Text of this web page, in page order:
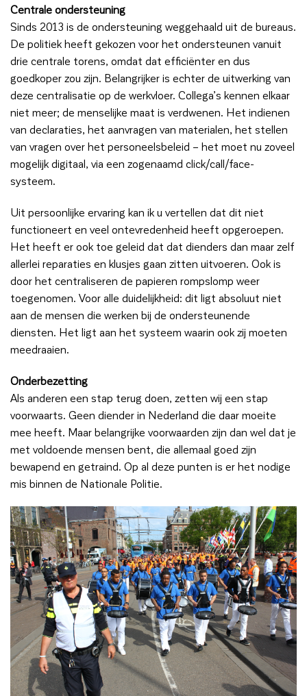
Centrale ondersteuning
Sinds 2013 is de ondersteuning weggehaald uit de bureaus.
De politiek heeft gekozen voor het ondersteunen vanuit
drie centrale torens, omdat dat efficiënter en dus
goedkoper zou zijn. Belangrijker is echter de uitwerking van
deze centralisatie op de werkvloer. Collega’s kennen elkaar
niet meer; de menselijke maat is verdwenen. Het indienen
van declaraties, het aanvragen van materialen, het stellen
van vragen over het personeelsbeleid – het moet nu zoveel
mogelijk digitaal, via een zogenaamd click/call/face-
systeem.
Uit persoonlijke ervaring kan ik u vertellen dat dit niet
functioneert en veel ontevredenheid heeft opgeroepen.
Het heeft er ook toe geleid dat dat dienders dan maar zelf
allerlei reparaties en klusjes gaan zitten uitvoeren. Ook is
door het centraliseren de papieren rompslomp weer
toegenomen. Voor alle duidelijkheid: dit ligt absoluut niet
aan de mensen die werken bij de ondersteunende
diensten. Het ligt aan het systeem waarin ook zij moeten
meedraaien.
Onderbezetting
Als anderen een stap terug doen, zetten wij een stap
voorwaarts. Geen diender in Nederland die daar moeite
mee heeft. Maar belangrijke voorwaarden zijn dan wel dat je
met voldoende mensen bent, die allemaal goed zijn
bewapend en getraind. Op al deze punten is er het nodige
mis binnen de Nationale Politie.